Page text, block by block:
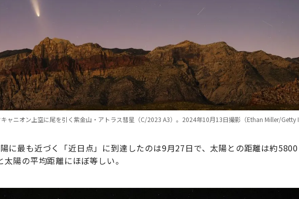
ャニオン上空に尾を引く紫金山・アトラス彗星（C/2023 A3）。2024年10月13日撮影（Ethan Miller/Getty I
に最も近づく「近日点」に到達したのは9月27日で、太陽との距離は約5800
陽の平均距離にほぼ等しい。